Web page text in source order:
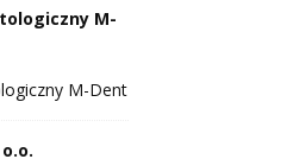
M-
M-Dent
o.o.